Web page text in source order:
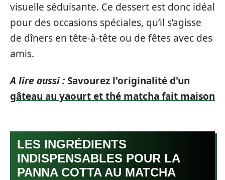
visuelle séduisante. Ce dessert est donc idéal
pour des occasions spéciales, qu’il s’agisse
de dîners en tête-à-tête ou de fêtes avec des
amis.
A lire aussi :Savourez l'originalité d'un
gâteau au yaourt et thé matcha fait maison
LES INGRÉDIENTS
INDISPENSABLES POUR LA
PANNA COTTA AU MATCHA